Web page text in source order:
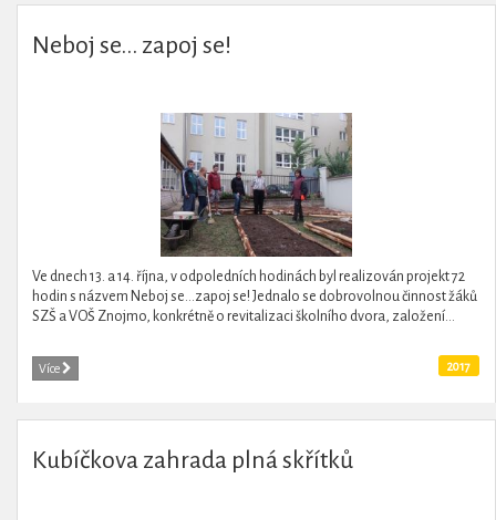
Neboj se... zapoj se!
Ve dnech 13. a 14. října, v odpoledních hodinách byl realizován projekt 72
hodin s názvem Neboj se…zapoj se! Jednalo se dobrovolnou činnost žáků
SZŠ a VOŠ Znojmo, konkrétně o revitalizaci školního dvora, založení...
Více 2017
Kubíčkova zahrada plná skřítků